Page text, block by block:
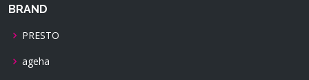
BRAND
PRESTO
ageha